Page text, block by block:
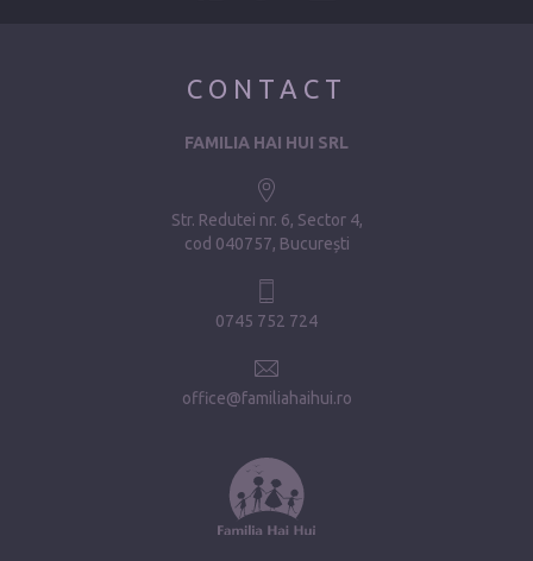
CONTACT
FAMILIA HAI HUI SRL
Str. Redutei nr. 6, Sector 4
cod 040757, București
0745 752 724
office@familiahaihui.ro